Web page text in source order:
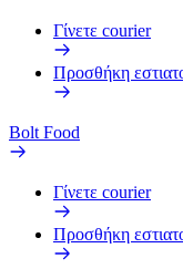
Γίνετε courier
Προσθήκη
Bolt Food
Γίνετε courier
Προσθήκη